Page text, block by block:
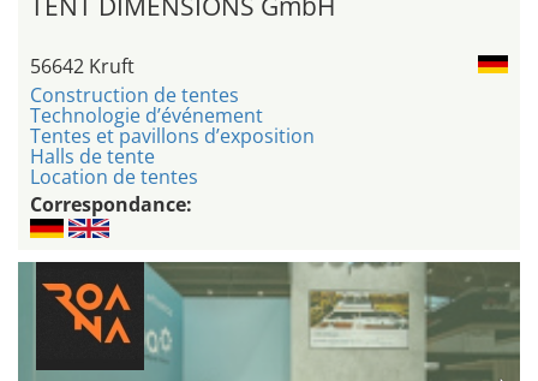
56642 Kruft
Construction de tentes
Technologie d’événement
Tentes et pavillons d’exposition
Halls de tente
Location de tentes
Correspondance: